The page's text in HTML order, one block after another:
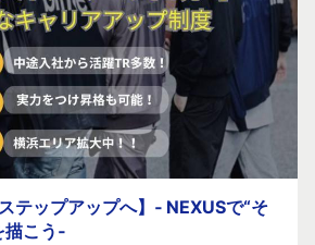
テップアップへ】‐ NEXUSで“そ
こう‐